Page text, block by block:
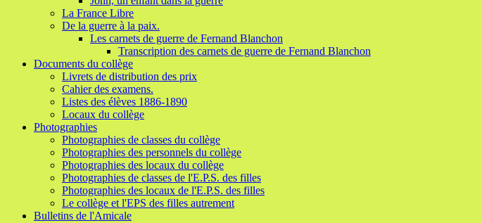
La France Libre
De la guerre à la paix.
Les carnets de guerre de Fernand Blanchon
Transcription des carnets de guerre de Fernand Blanchon
Documents du collège
Livrets de distribution des prix
Cahier des examens.
Listes des élèves 1886-1890
Locaux du collège
Photographies
Photographies de classes du collège
Photographies des personnels du collège
Photographies des locaux du collège
Photographies de classes de l'E.P.S. des filles
Photographies des locaux de l'E.P.S. des filles
Le collège et l'EPS des filles autrement
Bulletins de l'Amicale